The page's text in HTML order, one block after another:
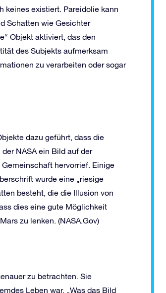
keines existiert. Pareidolie kann
Schatten wie Gesichter
Objekt aktiviert, das den
des Subjekts aufmerksam
zu verarbeiten oder sogar
dazu geführt, dass die
NASA ein Bild auf der
hervorrief. Einige
wurde eine „riesige
besteht, die die Illusion von
dies eine gute Möglichkeit
zu lenken. (NASA.Gov)
zu betrachten. Sie
Leben war. „Was das Bild